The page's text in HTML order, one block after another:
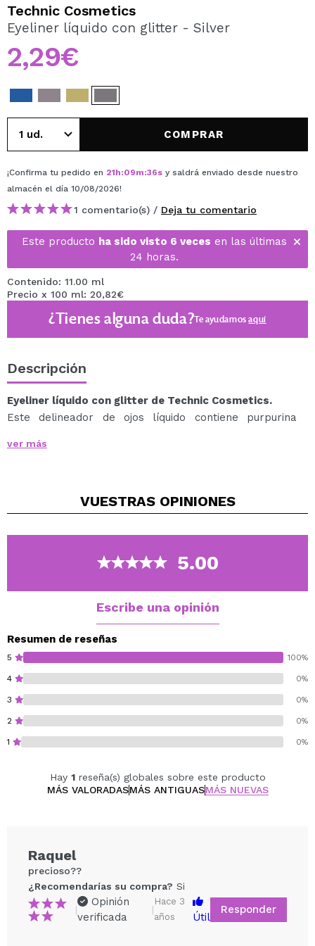
Al crear una cuenta en Maquillalia.com podrás realizar
tus compras rápidamente, revisar el estado de tus
pedidos y consultar tus operaciones anteriores.
CREAR CUENTA
Technic Cosmetics
Eyeliner líquido con glitter - Silver
2,29€
COMPRAR
¡Confirma tu pedido en 21h:09m:36s y saldrá enviado desde nuestro
almacén el día 10/08/2026!
1 comentario(s) / Deja tu comentario
Este producto ha sido visto 6 veces en las últimas
24 horas.
Contenido: 11.00 ml
Precio x 100 ml: 20,82€
¿Tienes alguna duda?Te ayudamosaquí
Descripción
Eyeliner líquido con glitter de Technic Cosmetics.
Este delineador de ojos líquido contiene purpurina
delineador de ojos habitual para un efecto más
Podrás elegir entre cualquiera de los 4 tonos
ver más
VUESTRAS OPINIONES
5.00
Escribe una opinión
Resumen de reseñas
5 100%
4 0%
3 0%
2 0%
1 0%
Hay 1reseña(s) globales sobre este producto
MÁS VALORADASMÁS ANTIGUASMÁS NUEVAS
Raquel
precioso??
¿Recomendarías su compra? Si
|
Opinión
verificada
|
Hace 3
años
Útil
Responder